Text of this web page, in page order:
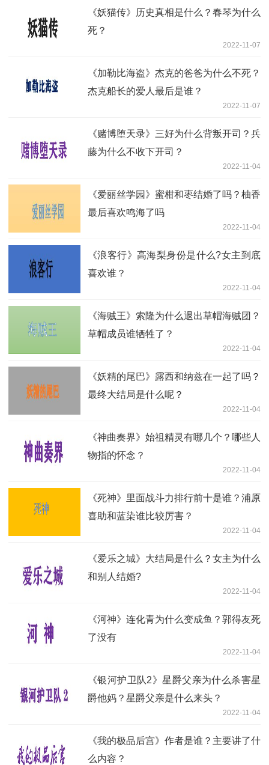
《妖猫传》历史真相是什么？春琴为什么
死？
2022-11-07
《加勒比海盗》杰克的爸爸为什么不死？
杰克船长的爱人最后是谁？
2022-11-07
《赌博堕天录》三好为什么背叛开司？兵
藤为什么不收下开司？
2022-11-04
《爱丽丝学园》蜜柑和枣结婚了吗？柚香
最后喜欢鸣海了吗
2022-11-04
《浪客行》高海梨身份是什么?女主到底
喜欢谁？
2022-11-04
《海贼王》索隆为什么退出草帽海贼团？
草帽成员谁牺牲了？
2022-11-04
《妖精的尾巴》露西和纳兹在一起了吗？
最终大结局是什么呢？
2022-11-04
《神曲奏界》始祖精灵有哪几个？哪些人
物指的怀念？
2022-11-04
《死神》里面战斗力排行前十是谁？浦原
喜助和蓝染谁比较厉害？
2022-11-04
《爱乐之城》大结局是什么？女主为什么
和别人结婚?
2022-11-04
《河神》连化青为什么变成鱼？郭得友死
了没有
2022-11-04
《银河护卫队2》星爵父亲为什么杀害星
爵他妈？星爵父亲是什么来头？
2022-11-04
《我的极品后宫》作者是谁？主要讲了什
么内容？